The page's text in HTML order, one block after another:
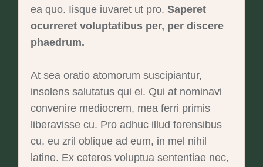
ea quo. Iisque iuvaret ut pro.Saperet
ocurreret voluptatibus per, per discere
phaedrum.
At sea oratio atomorum suscipiantur,
insolens salutatus qui ei. Qui at nominavi
convenire mediocrem, mea ferri primis
liberavisse cu. Pro adhuc illud forensibus
cu, eu zril oblique ad eum, in mel nihil
latine. Ex ceteros voluptua sententiae nec,